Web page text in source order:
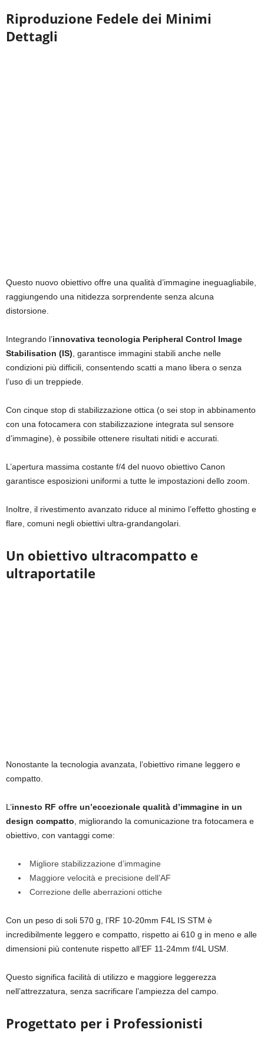
Riproduzione Fedele dei Minimi
Dettagli
Questo nuovo obiettivo offre una qualità d’immagine ineguagliabile,
raggiungendo una nitidezza sorprendente senza alcuna
distorsione.
Integrando l’innovativa tecnologia Peripheral Control Image
Stabilisation (IS), garantisce immagini stabili anche nelle
condizioni più difficili, consentendo scatti a mano libera o senza
l’uso di un treppiede.
Con cinque stop di stabilizzazione ottica (o sei stop in abbinamento
con una fotocamera con stabilizzazione integrata sul sensore
d’immagine), è possibile ottenere risultati nitidi e accurati.
L’apertura massima costante f/4 del nuovo obiettivo Canon
garantisce esposizioni uniformi a tutte le impostazioni dello zoom.
Inoltre, il rivestimento avanzato riduce al minimo l’effetto ghosting e
flare, comuni negli obiettivi ultra-grandangolari.
Un obiettivo ultracompatto e
ultraportatile
Nonostante la tecnologia avanzata, l’obiettivo rimane leggero e
compatto.
L’innesto RF offre un’eccezionale qualità d’immagine in un
design compatto, migliorando la comunicazione tra fotocamera e
obiettivo, con vantaggi come:
Migliore stabilizzazione d’immagine
Maggiore velocità e precisione dell’AF
Correzione delle aberrazioni ottiche
Con un peso di soli 570 g, l’RF 10-20mm F4L IS STM è
incredibilmente leggero e compatto, rispetto ai 610 g in meno e alle
dimensioni più contenute rispetto all’EF 11-24mm f/4L USM.
Questo significa facilità di utilizzo e maggiore leggerezza
nell’attrezzatura, senza sacrificare l’ampiezza del campo.
Progettato per i Professionisti